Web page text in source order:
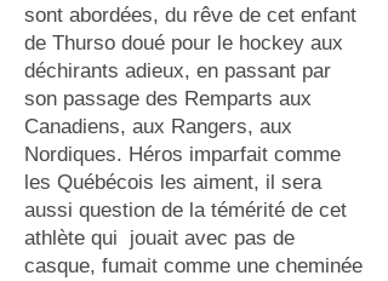
sont abordées, du rêve de cet enfant
de Thurso doué pour le hockey aux
déchirants adieux, en passant par
son passage des Remparts aux
Canadiens, aux Rangers, aux
Nordiques. Héros imparfait comme
les Québécois les aiment, il sera
aussi question de la témérité de cet
athlète qui jouait avec pas de
casque, fumait comme une cheminée